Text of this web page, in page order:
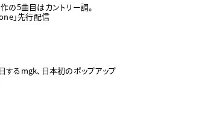
作の5曲目はカントリー調。
」先行配信
するmgk、日本初のポップアップ